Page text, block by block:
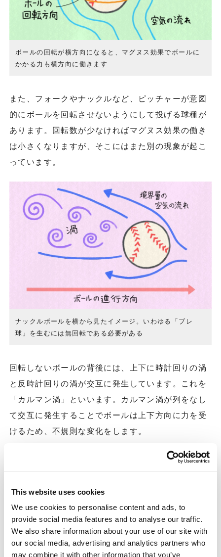
This website uses cookies
We use cookies to personalise content and ads, to
provide social media features and to analyse our traffic.
We also share information about your use of our site with
our social media, advertising and analytics partners who
may combine it with other information that you’ve
ボールの回転が横方向になると、マグヌス効果でボールに
かかる力も横方向に働きます
また、フォークやナックルなど、ピッチャーが意図
的にボールを回転させないようにして投げる球種が
あります。回転数が少なければマグヌス効果の働き
は小さくなりますが、そこにはまた別の現象が起こ
っています。
ナックルボールを横から見たイメージ。いわゆる「ブレ
球」を生むには無回転である必要がある
回転しないボールの背後には、上下に時計回りの渦
と反時計回りの渦が交互に発生しています。これを
「カルマン渦」といいます。カルマン渦が列をなし
て交互に発生することでボールは上下方向に力を受
けるため、不規則な変化をします。
これはボールの上下だけでなく左右でも起こってい
るうえ、ボールの縫い目で空気抵抗も変わります。
そのため、ナックルはピッチャー自身も投げてみる
までどのような軌道を描くかわからないといわれま
す。
このように、変化球には目に見えない空気の流れや